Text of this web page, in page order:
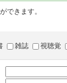
できます。
雑誌 視聴覚